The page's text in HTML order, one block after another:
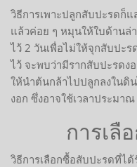
วิธีการเพาะปลูกสับปะรดก็
แล้วค่อย ๆ หมุนให้ใบด้านล่
ไว้ 2 วันเพื่อไม่ให้จุกสับปะ
ไว้ จะพบว่ามีรากสับปะรดง
ให้นำต้นกล้าไปปลูกลงในดิ
งอก ซึ่งอาจใช้เวลาประมา
การเลื
วิธีการเลือกซื้อสับปะรดที่ไ